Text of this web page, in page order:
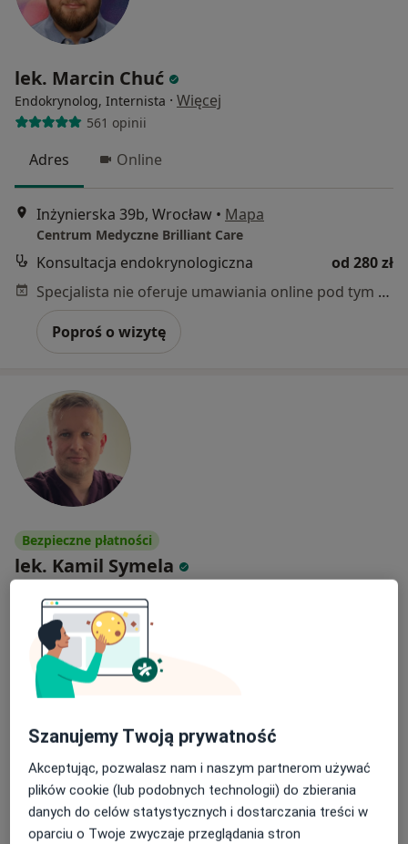
lek. Marcin Chuć
Endokrynolog, Internista · Więcej
561 opinii
Adres Online
Inżynierska 39b, Wrocław • Mapa
Centrum Medyczne Brilliant Care
Konsultacja endokrynologiczna
od 280 zł
Specjalista nie oferuje umawiania online pod tym adresem.
Poproś o wizytę
Bezpieczne płatności
lek. Kamil Symela
39 opinii
Adres 1 Adres 2
Grabiszyńska 208, Wrocław
Konsultacja endokrynologiczna
Poproś o wizytę
Szanujemy Twoją prywatność
Akceptując, pozwalasz nam i naszym partnerom używać
plików cookie (lub podobnych technologii) do zbierania
danych do celów statystycznych i dostarczania treści w
oparciu o Twoje zwyczaje przeglądania stron